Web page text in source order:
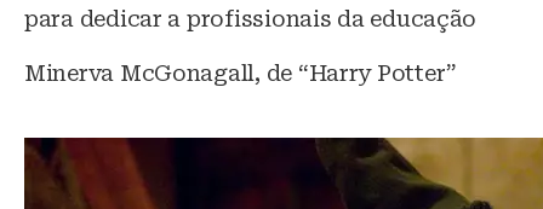
para dedicar a profissionais da educação
Minerva McGonagall, de “Harry Potter”